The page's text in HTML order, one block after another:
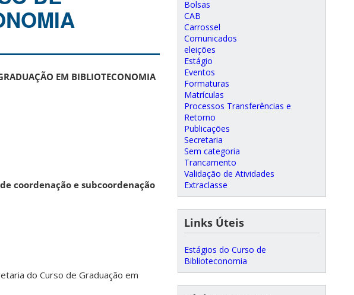
EM BIBLIOTECONOMIA
coordenação e subcoordenação
do Curso de Graduação em
Bolsas
CAB
Carrossel
Comunicados
eleições
Estágio
Eventos
Formaturas
Matrículas
Processos Transferências e
Retorno
Publicações
Secretaria
Sem categoria
Trancamento
Validação de Atividades
Extraclasse
Links Úteis
Estágios do Curso de
Biblioteconomia